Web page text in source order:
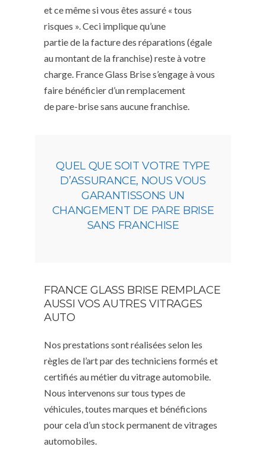
et ce même si vous êtes assuré « tous
risques ». Ceci implique qu’une
partie de la facture des réparations (égale
au montant de la franchise) reste à votre
charge. France Glass Brise s’engage à vous
faire bénéficier d’un remplacement
de pare-brise sans aucune franchise.
QUEL QUE SOIT VOTRE TYPE
D’ASSURANCE, NOUS VOUS
GARANTISSONS UN
CHANGEMENT DE PARE BRISE
SANS FRANCHISE
FRANCE GLASS BRISE REMPLACE
AUSSI VOS AUTRES VITRAGES
AUTO
Nos prestations sont réalisées selon les
règles de l’art par des techniciens formés et
certifiés au métier du vitrage automobile.
Nous intervenons sur tous types de
véhicules, toutes marques et bénéficions
pour cela d’un stock permanent de vitrages
automobiles.